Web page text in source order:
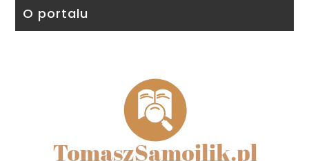
O portalu